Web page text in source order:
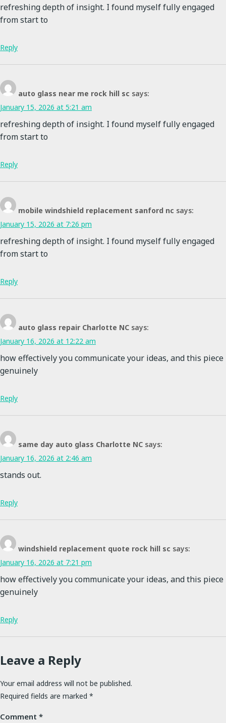
refreshing depth of insight. I found myself fully engaged
from start to
Reply
auto glass near me rock hill sc says:
January 15, 2026 at 5:21 am
refreshing depth of insight. I found myself fully engaged
from start to
Reply
mobile windshield replacement sanford nc says:
January 15, 2026 at 7:26 pm
refreshing depth of insight. I found myself fully engaged
from start to
Reply
auto glass repair Charlotte NC says:
January 16, 2026 at 12:22 am
how effectively you communicate your ideas, and this piece
genuinely
Reply
same day auto glass Charlotte NC says:
January 16, 2026 at 2:46 am
stands out.
Reply
windshield replacement quote rock hill sc says:
January 16, 2026 at 7:21 pm
how effectively you communicate your ideas, and this piece
genuinely
Reply
Leave a Reply
Your email address will not be published.
Required fields are marked *
Comment *